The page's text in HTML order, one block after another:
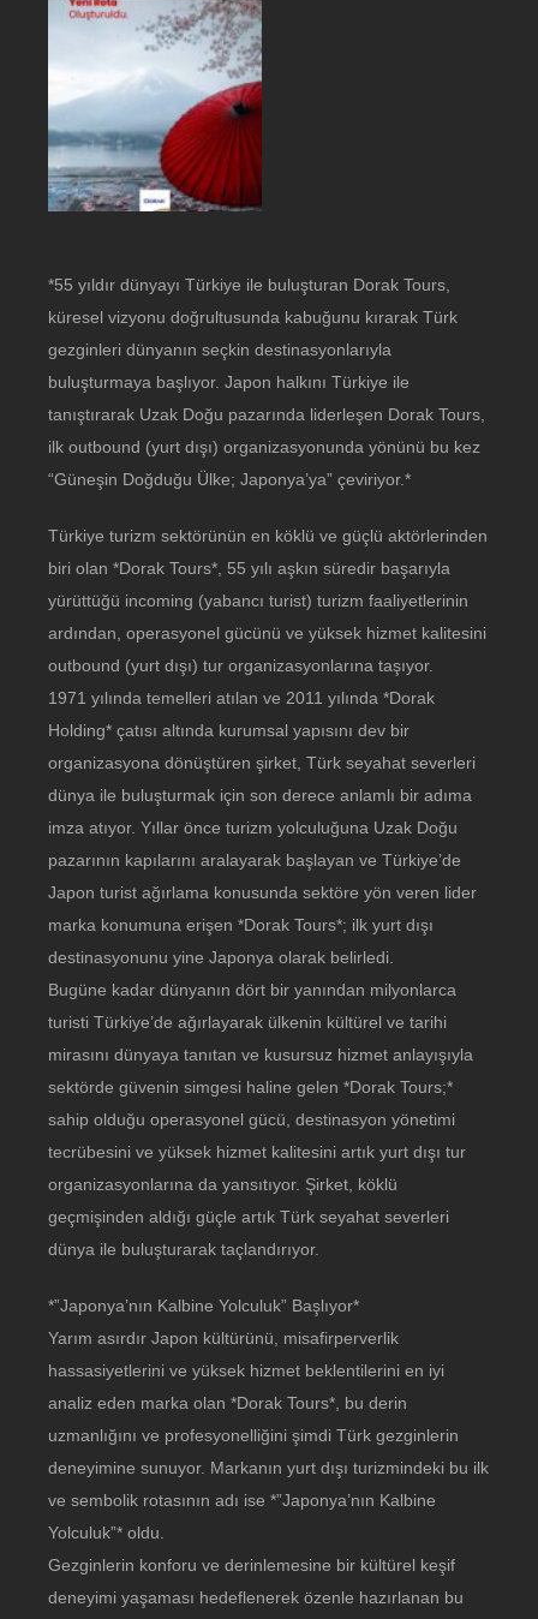
*55 yıldır dünyayı Türkiye ile buluşturan Dorak Tours,
küresel vizyonu doğrultusunda kabuğunu kırarak Türk
gezginleri dünyanın seçkin destinasyonlarıyla
buluşturmaya başlıyor. Japon halkını Türkiye ile
tanıştırarak Uzak Doğu pazarında liderleşen Dorak Tours,
ilk outbound (yurt dışı) organizasyonunda yönünü bu kez
“Güneşin Doğduğu Ülke; Japonya’ya” çeviriyor.*
Türkiye turizm sektörünün en köklü ve güçlü aktörlerinden
biri olan *Dorak Tours*, 55 yılı aşkın süredir başarıyla
yürüttüğü incoming (yabancı turist) turizm faaliyetlerinin
ardından, operasyonel gücünü ve yüksek hizmet kalitesini
outbound (yurt dışı) tur organizasyonlarına taşıyor.
1971 yılında temelleri atılan ve 2011 yılında *Dorak
Holding* çatısı altında kurumsal yapısını dev bir
organizasyona dönüştüren şirket, Türk seyahat severleri
dünya ile buluşturmak için son derece anlamlı bir adıma
imza atıyor. Yıllar önce turizm yolculuğuna Uzak Doğu
pazarının kapılarını aralayarak başlayan ve Türkiye’de
Japon turist ağırlama konusunda sektöre yön veren lider
marka konumuna erişen *Dorak Tours*; ilk yurt dışı
destinasyonunu yine Japonya olarak belirledi.
Bugüne kadar dünyanın dört bir yanından milyonlarca
turisti Türkiye’de ağırlayarak ülkenin kültürel ve tarihi
mirasını dünyaya tanıtan ve kusursuz hizmet anlayışıyla
sektörde güvenin simgesi haline gelen *Dorak Tours;*
sahip olduğu operasyonel gücü, destinasyon yönetimi
tecrübesini ve yüksek hizmet kalitesini artık yurt dışı tur
organizasyonlarına da yansıtıyor. Şirket, köklü
geçmişinden aldığı güçle artık Türk seyahat severleri
dünya ile buluşturarak taçlandırıyor.
*”Japonya’nın Kalbine Yolculuk” Başlıyor*
Yarım asırdır Japon kültürünü, misafirperverlik
hassasiyetlerini ve yüksek hizmet beklentilerini en iyi
analiz eden marka olan *Dorak Tours*, bu derin
uzmanlığını ve profesyonelliğini şimdi Türk gezginlerin
deneyimine sunuyor. Markanın yurt dışı turizmindeki bu ilk
ve sembolik rotasının adı ise *”Japonya’nın Kalbine
Yolculuk”* oldu.
Gezginlerin konforu ve derinlemesine bir kültürel keşif
deneyimi yaşaması hedeflenerek özenle hazırlanan bu